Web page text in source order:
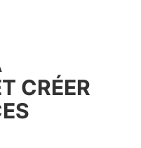
CRÉER